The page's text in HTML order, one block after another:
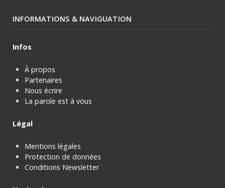
INFORMATIONS & NAVIGUATION
Infos
À propos
Partenaires
Nous écrire
La parole est à vous
Légal
Mentions légales
Protection de données
Conditions Newsletter